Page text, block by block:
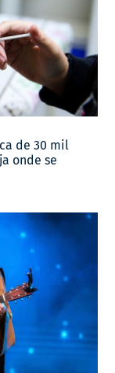
de 30 mil
onde se